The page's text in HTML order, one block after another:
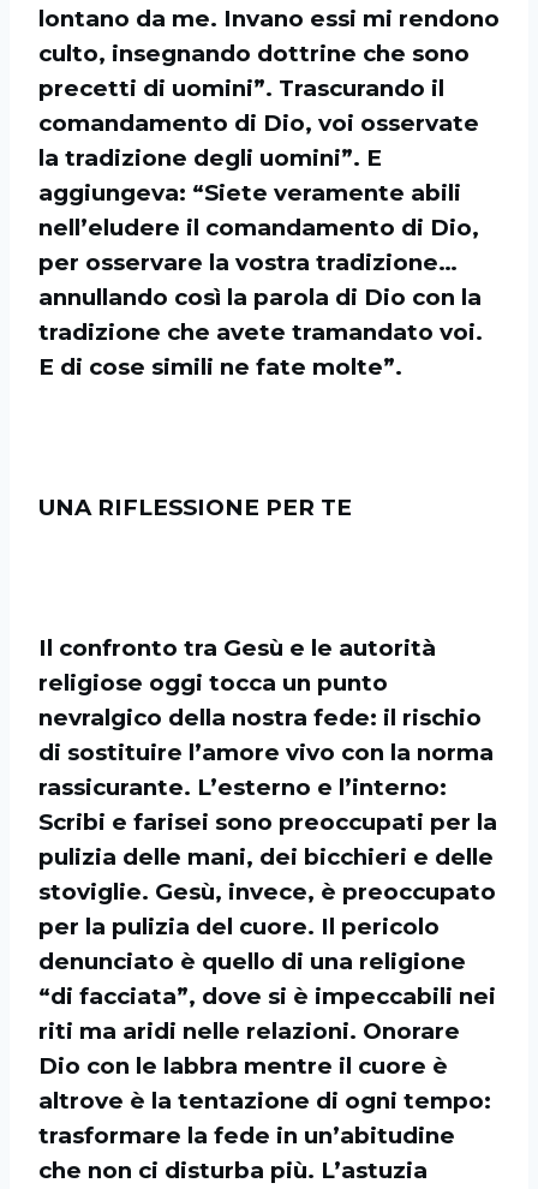
lontano da me. Invano essi mi rendono
culto, insegnando dottrine che sono
precetti di uomini”. Trascurando il
comandamento di Dio, voi osservate
la tradizione degli uomini”. E
aggiungeva: “Siete veramente abili
nell’eludere il comandamento di Dio,
per osservare la vostra tradizione…
annullando così la parola di Dio con la
tradizione che avete tramandato voi.
E di cose simili ne fate molte”.
UNA RIFLESSIONE PER TE
Il confronto tra Gesù e le autorità
religiose oggi tocca un punto
nevralgico della nostra fede: il rischio
di sostituire l’amore vivo con la norma
rassicurante. L’esterno e l’interno:
Scribi e farisei sono preoccupati per la
pulizia delle mani, dei bicchieri e delle
stoviglie. Gesù, invece, è preoccupato
per la pulizia del cuore. Il pericolo
denunciato è quello di una religione
“di facciata”, dove si è impeccabili nei
riti ma aridi nelle relazioni. Onorare
Dio con le labbra mentre il cuore è
altrove è la tentazione di ogni tempo:
trasformare la fede in un’abitudine
che non ci disturba più. L’astuzia